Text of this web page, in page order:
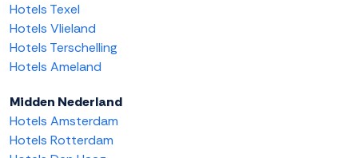
Hotels Texel
Hotels Vlieland
Hotels Terschelling
Hotels Ameland
Midden Nederland
Hotels Amsterdam
Hotels Rotterdam